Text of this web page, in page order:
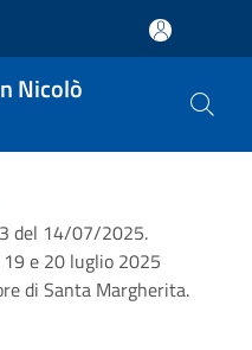
Nicolò
del 14/07/2025.
e 20 luglio 2025
di Santa Margherita.